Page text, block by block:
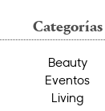
Categorías
Beauty
Eventos
Living